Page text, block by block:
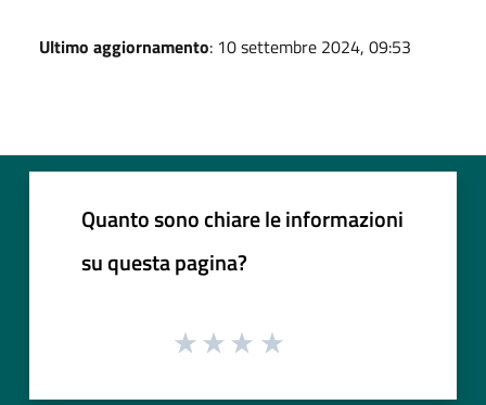
Ultimo aggiornamento: 10 settembre 2024, 09:53
Quanto sono chiare le informazioni
su questa pagina?